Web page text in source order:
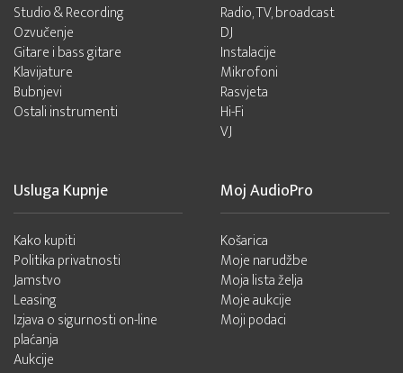
Studio & Recording
Ozvučenje
Gitare i bass gitare
Klavijature
Bubnjevi
Ostali instrumenti
Radio, TV, broadcast
DJ
Instalacije
Mikrofoni
Rasvjeta
Hi-Fi
VJ
Usluga Kupnje
Kako kupiti
Politika privatnosti
Jamstvo
Leasing
Izjava o sigurnosti on-line
plaćanja
Aukcije
Moj AudioPro
Košarica
Moje narudžbe
Moja lista želja
Moje aukcije
Moji podaci